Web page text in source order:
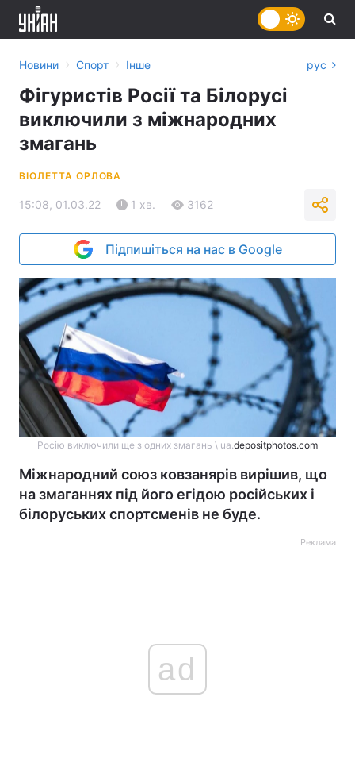
Новини › Спорт › Інше рус
Фігуристів Росії та Білорусі
виключили з міжнародних
змагань
ВІОЛЕТТА ОРЛОВА
15:08, 01.03.22 1 хв. 3162
Підпишіться на нас в Google
Росію виключили ще з одних змагань \ ua.depositphotos.com
Міжнародний союз ковзанярів вирішив, що
на змаганнях під його егідою російських і
білоруських спортсменів не буде.
Реклама
ad